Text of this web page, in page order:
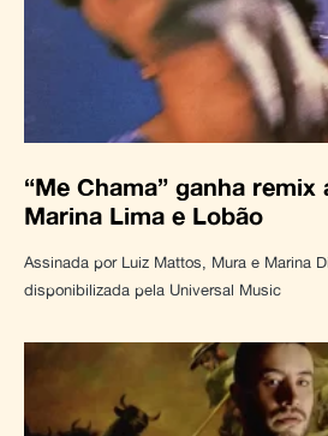
“Me Chama” ganha
Marina Lima e Lobão
Assinada por Luiz Mattos, Mura e Marina
disponibilizada pela Universal Music